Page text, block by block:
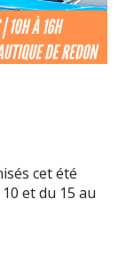
cet été
et du 15 au